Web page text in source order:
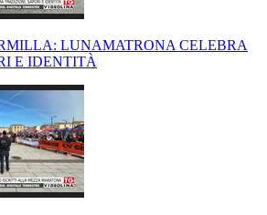
LUNAMATRONA CELEBRA
E IDENTITÀ